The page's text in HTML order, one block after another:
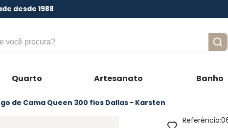
desde 1988
procura?
Quarto Artesanato Banho
de Cama Queen 300 fios Dallas - Karsten
Referência: